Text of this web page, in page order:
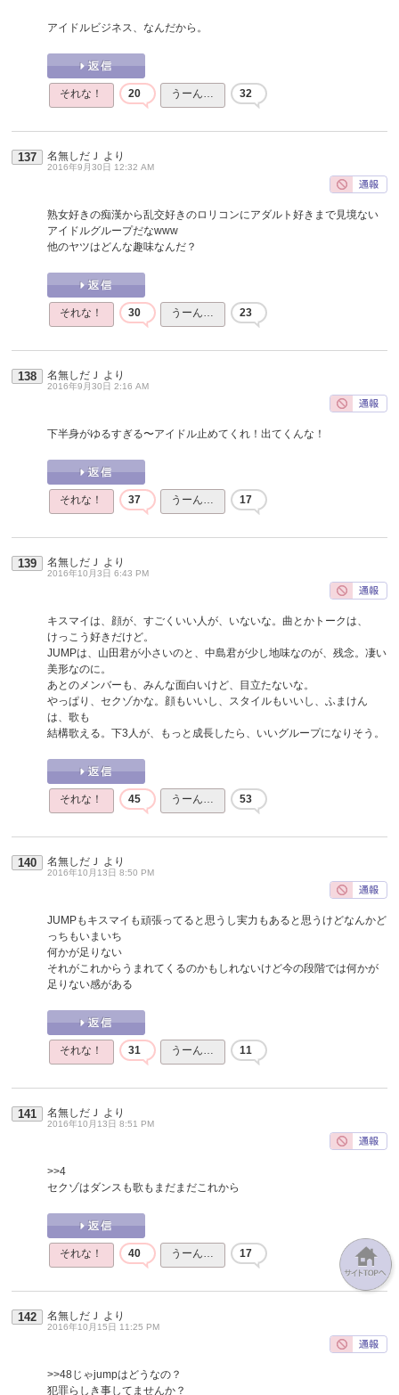
アイドルビジネス、なんだから。
それな！ 20 うーん… 32
137 名無しだＪ より
2016年9月30日 12:32 AM
熟女好きの痴漢から乱交好きのロリコンにアダルト好きまで見境ない
アイドルグループだなwww
他のヤツはどんな趣味なんだ？
それな！ 30 うーん… 23
138 名無しだＪ より
2016年9月30日 2:16 AM
下半身がゆるすぎる〜アイドル止めてくれ！出てくんな！
それな！ 37 うーん… 17
139 名無しだＪ より
2016年10月3日 6:43 PM
キスマイは、顔が、すごくいい人が、いないな。曲とかトークは、
けっこう好きだけど。
JUMPは、山田君が小さいのと、中島君が少し地味なのが、残念。凄い
美形なのに。
あとのメンバーも、みんな面白いけど、目立たないな。
やっぱり、セクゾかな。顔もいいし、スタイルもいいし、ふまけん
は、歌も
結構歌える。下3人が、もっと成長したら、いいグループになりそう。
それな！ 45 うーん… 53
140 名無しだＪ より
2016年10月13日 8:50 PM
JUMPもキスマイも頑張ってると思うし実力もあると思うけどなんかど
っちもいまいち
何かが足りない
それがこれからうまれてくるのかもしれないけど今の段階では何かが
足りない感がある
それな！ 31 うーん… 11
141 名無しだＪ より
2016年10月13日 8:51 PM
>>4
セクゾはダンスも歌もまだまだこれから
それな！ 40 うーん… 17
142 名無しだＪ より
2016年10月15日 11:25 PM
>>48じゃjumpはどうなの？
犯罪らしき事してませんか？